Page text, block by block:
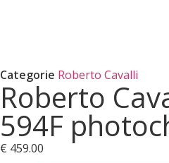
Categorie Roberto Cavalli
Roberto
594F
€ 459.00